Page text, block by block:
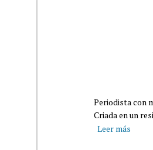
Periodista con
Criada en un
Leer más